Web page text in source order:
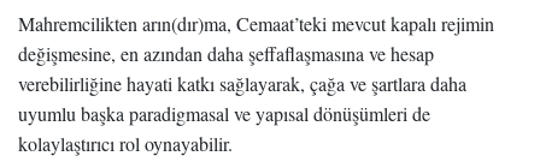
Mahremcilikten arın(dır)ma, Cemaat’teki mevcut kapalı rejimin
değişmesine, en azından daha şeffaflaşmasına ve hesap
verebilirliğine hayati katkı sağlayarak, çağa ve şartlara daha
uyumlu başka paradigmasal ve yapısal dönüşümleri de
kolaylaştırıcı rol oynayabilir.